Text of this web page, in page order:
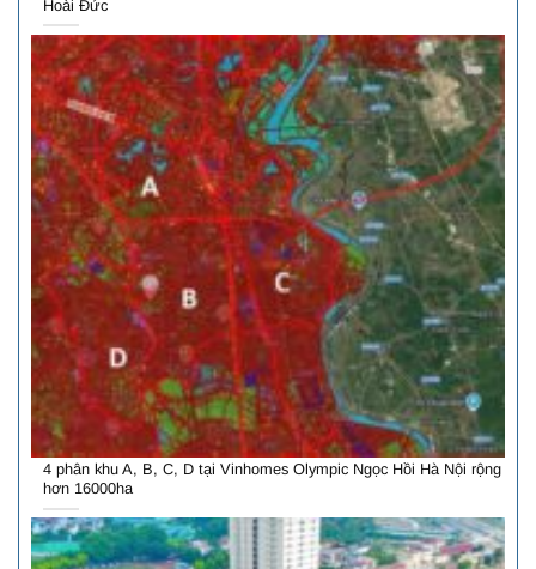
Hoài Đức
4 phân khu A, B, C, D tại Vinhomes Olympic Ngọc Hồi Hà Nội rộng
hơn 16000ha